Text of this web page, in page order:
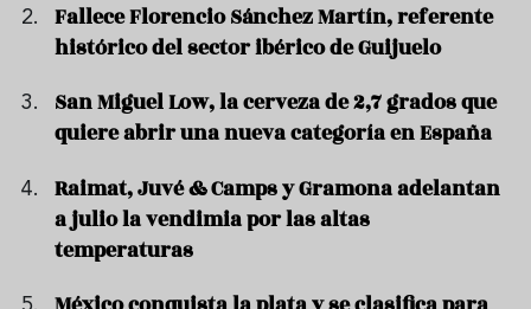
Fallece Florencio Sánchez Martín, referente
histórico del sector ibérico de Guijuelo
San Miguel Low, la cerveza de 2,7 grados que
quiere abrir una nueva categoría en España
Raimat, Juvé & Camps y Gramona adelantan
a julio la vendimia por las altas
temperaturas